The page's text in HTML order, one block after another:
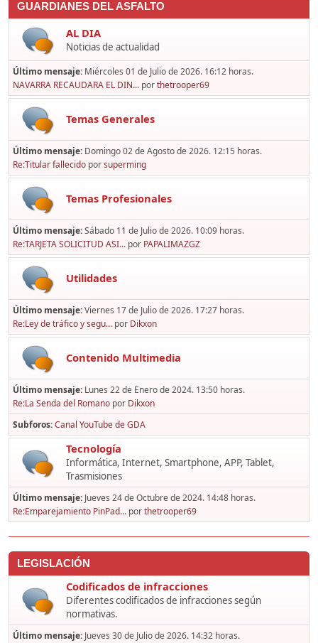
GUARDIANES DEL ASFALTO
AL DIA
Noticias de actualidad
Último mensaje: Miércoles 01 de Julio de 2026. 16:12 horas.
NAVARRA RECAUDARA EL DIN... porthetrooper69
Temas Generales
Último mensaje: Domingo 02 de Agosto de 2026. 12:15 horas.
Re:Titular fallecido porsuperming
Temas Profesionales
Último mensaje:Sábado 11 de Julio de 2026. 10:09 horas.
Re:TARJETA SOLICITUD ASI... por PAPALIMAZGZ
Utilidades
Último mensaje:Viernes 17 de Julio de 2026. 17:27 horas.
Re:Ley de tráfico y segu... por Dikxon
Contenido Multimedia
Último mensaje: Lunes 22 de Enero de 2024. 13:50 horas.
Re:La Senda del Romano por Dikxon
Subforos Canal YouTube de GDA
Tecnología
Informática, Internet, Smartphone, APP, Tablet,
Trasmisiones
Último mensaje: Jueves 24 de Octubre de 2024. 14:48 horas.
Re:Emparejamiento PinPad... porthetrooper69
LEGISLACIÓN
Codificados de infracciones
Diferentes codificados de infracciones según
normativas.
Último mensaje: Jueves 30 de Julio de 2026. 14:32 horas.